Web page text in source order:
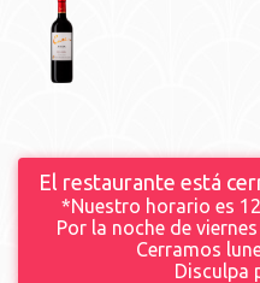
El restaurante está
*Nuestro horario es
Por la noche de
Cerramos
Disculpa